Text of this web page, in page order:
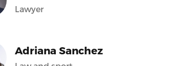
Lawyer
Adriana Sanchez